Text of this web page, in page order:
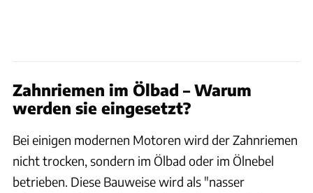
Zahnriemen im Ölbad – Warum
werden sie eingesetzt?
Bei einigen modernen Motoren wird der Zahnriemen
nicht trocken, sondern im Ölbad oder im Ölnebel
betrieben. Diese Bauweise wird als "nasser